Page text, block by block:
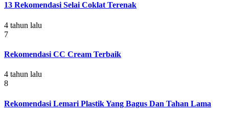
13 Rekomendasi Selai Coklat Terenak
4 tahun lalu
7
Rekomendasi CC Cream Terbaik
4 tahun lalu
8
Rekomendasi Lemari Plastik Yang Bagus Dan Tahan Lama